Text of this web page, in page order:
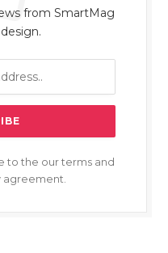
from SmartMag
to the our terms and
agreement.